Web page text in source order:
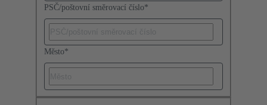
PSČ/poštovní směrovací číslo*
Město*